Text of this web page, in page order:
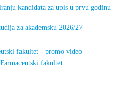
kandidata za upis u prvu godinu
za akademsku 2026/27
fakultet - promo video
fakultet